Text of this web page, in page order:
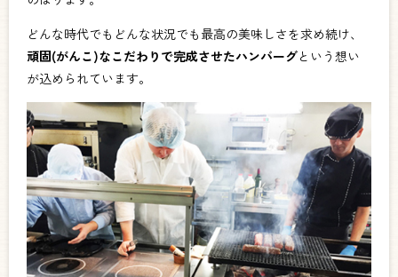
どんな時代でもどんな状況でも最高の美味しさを求め続け、
頑固(がんこ)なこだわりで完成させたハンバーグという想い
が込められています。